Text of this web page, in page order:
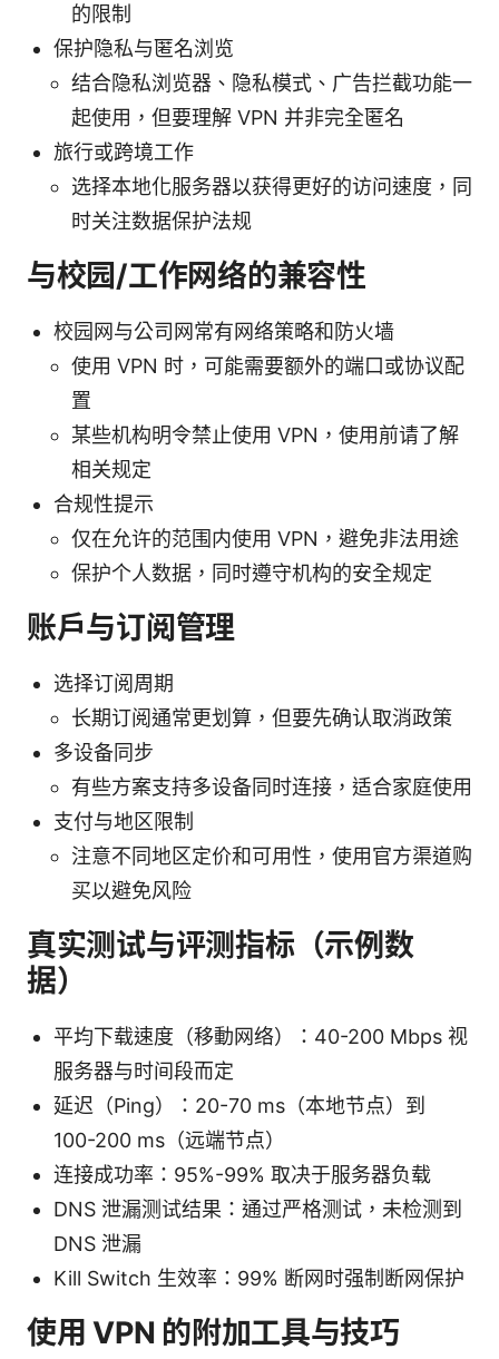
的限制
保护隐私与匿名浏览
结合隐私浏览器、隐私模式、广告拦截功能一
起使用，但要理解 VPN 并非完全匿名
旅行或跨境工作
选择本地化服务器以获得更好的访问速度，同
时关注数据保护法规
与校园/工作网络的兼容性
校园网与公司网常有网络策略和防火墙
使用 VPN 时，可能需要额外的端口或协议配
置
某些机构明令禁止使用 VPN，使用前请了解
相关规定
合规性提示
仅在允许的范围内使用 VPN，避免非法用途
保护个人数据，同时遵守机构的安全规定
账户与订阅管理
选择订阅周期
长期订阅通常更划算，但要先确认取消政策
多设备同步
有些方案支持多设备同时连接，适合家庭使用
支付与地区限制
注意不同地区定价和可用性，使用官方渠道购
买以避免风险
真实测试与评测指标（示例数
据）
平均下载速度（移動网络）：40-200 Mbps 视
服务器与时间段而定
延迟（Ping）：20-70 ms（本地节点）到
100-200 ms（远端节点）
连接成功率：95%-99% 取决于服务器负载
DNS 泄漏测试结果：通过严格测试，未检测到
DNS 泄漏
Kill Switch 生效率：99% 断网时强制断网保护
使用 VPN 的附加工具与技巧